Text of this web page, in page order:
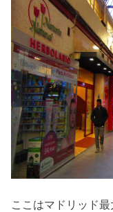
ここはマドリッド